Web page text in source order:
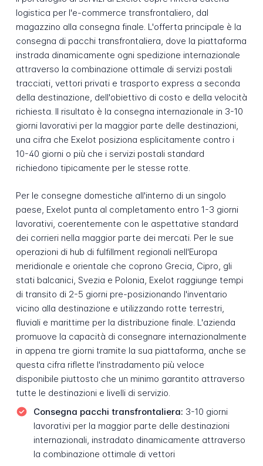
logistica per l'e-commerce transfrontaliero, dal
magazzino alla consegna finale. L'offerta principale è la
consegna di pacchi transfrontaliera, dove la piattaforma
instrada dinamicamente ogni spedizione internazionale
attraverso la combinazione ottimale di servizi postali
tracciati, vettori privati e trasporto express a seconda
della destinazione, dell'obiettivo di costo e della velocità
richiesta. Il risultato è la consegna internazionale in 3-10
giorni lavorativi per la maggior parte delle destinazioni,
una cifra che Exelot posiziona esplicitamente contro i
10-40 giorni o più che i servizi postali standard
richiedono tipicamente per le stesse rotte.
Per le consegne domestiche all'interno di un singolo
paese, Exelot punta al completamento entro 1-3 giorni
lavorativi, coerentemente con le aspettative standard
dei corrieri nella maggior parte dei mercati. Per le sue
operazioni di hub di fulfillment regionali nell'Europa
meridionale e orientale che coprono Grecia, Cipro, gli
stati balcanici, Svezia e Polonia, Exelot raggiunge tempi
di transito di 2-5 giorni pre-posizionando l'inventario
vicino alla destinazione e utilizzando rotte terrestri,
fluviali e marittime per la distribuzione finale. L'azienda
promuove la capacità di consegnare internazionalmente
in appena tre giorni tramite la sua piattaforma, anche se
questa cifra riflette l'instradamento più veloce
disponibile piuttosto che un minimo garantito attraverso
tutte le destinazioni e livelli di servizio.
Consegna pacchi transfrontaliera: 3-10 giorni
lavorativi per la maggior parte delle destinazioni
internazionali, instradato dinamicamente attraverso
la combinazione ottimale di vettori